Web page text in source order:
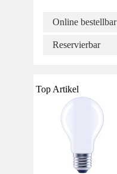
Online bestellbar
Reservierbar
Top Artikel